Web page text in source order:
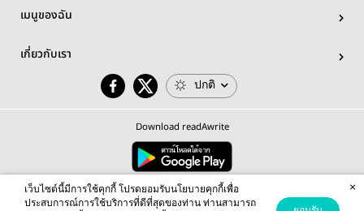
เมนูของฉัน
เกี่ยวกับเรา
ปกติ
Download readAwrite
© 2026 readAwrite.com by MEB Corporation Public Company Limited
This site is protected by reCAPTCHA and the Google Privacy Policy Terms of Serviceapply.
เว็บไซต์นี้มีการใช้คุกกี้ โปรดยอมรับนโยบายคุกกี้เพื่อ
ประสบการณ์การใช้บริการที่ดีที่สุดของท่าน ท่านสามารถ
×